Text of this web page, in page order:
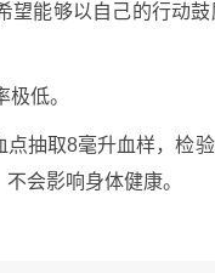
望能够以自己的行动
低。
抽取8毫升血样，检
会影响身体健康。